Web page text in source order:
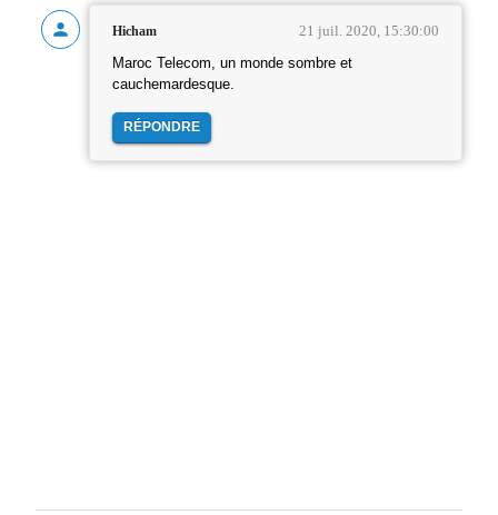
Hicham 21 juil. 2020, 15:30:00
Maroc Telecom, un monde sombre et
cauchemardesque.
RÉPONDRE